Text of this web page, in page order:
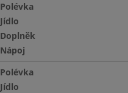
Polévka
Jídlo
Doplněk
Nápoj
Polévka
Jídlo